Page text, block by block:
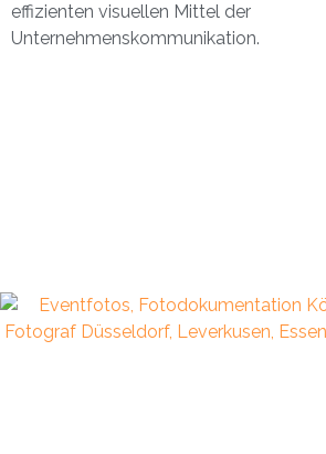
effizienten visuellen Mittel der
Unternehmenskommunikation.